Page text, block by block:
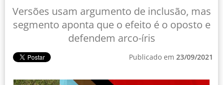
Versões usam argumento de inclusão, mas
segmento aponta que o efeito é o oposto e
defendem arco-íris
Publicado em 23/09/2021